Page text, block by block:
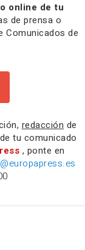
online de tu
de prensa o
Comunicados de
redacción de
de tu comunicado
, ponte en